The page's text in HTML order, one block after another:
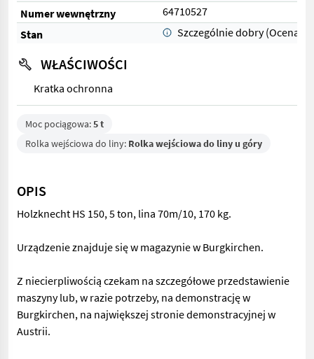
Numer wewnętrzny
64710527
Stan
Szczególnie dobry (Ocena 1)
WŁAŚCIWOŚCI
Kratka ochronna
Moc pociągowa:5 t
Rolka wejściowa do liny: Rolka wejściowa do liny u góry
OPIS
Holzknecht HS 150, 5 ton, lina 70m/10, 170 kg.
Urządzenie znajduje się w magazynie w Burgkirchen.
Z niecierpliwością czekam na szczegółowe przedstawienie
maszyny lub, w razie potrzeby, na demonstrację w
Burgkirchen, na największej stronie demonstracyjnej w
Austrii.